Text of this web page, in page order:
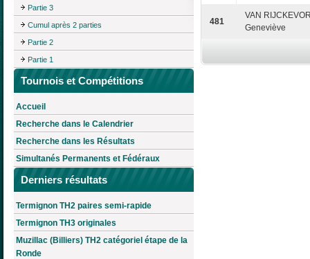
Partie 3
Cumul après 2 parties
Partie 2
Partie 1
Tournois et Compétitions
Accueil
Recherche dans le Calendrier
Recherche dans les Résultats
Simultanés Permanents et Fédéraux
Derniers résultats
Termignon TH2 paires semi-rapide
Termignon TH3 originales
Muzillac (Billiers) TH2 catégoriel étape de la
Ronde
481
VAN
Geneviève